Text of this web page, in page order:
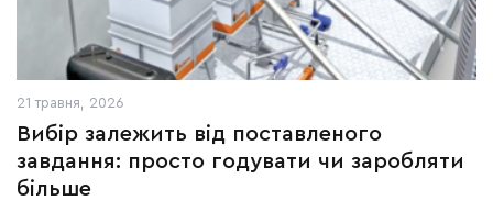
21 травня, 2026
Вибір залежить від поставленого
завдання: просто годувати чи заробляти
більше